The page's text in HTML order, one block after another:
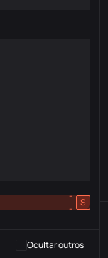
S
-
-
Ocultar outros